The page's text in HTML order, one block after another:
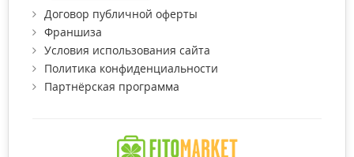
Договор публичной оферты
Франшиза
Условия использования сайта
Политика конфиденциальности
Партнёрская программа